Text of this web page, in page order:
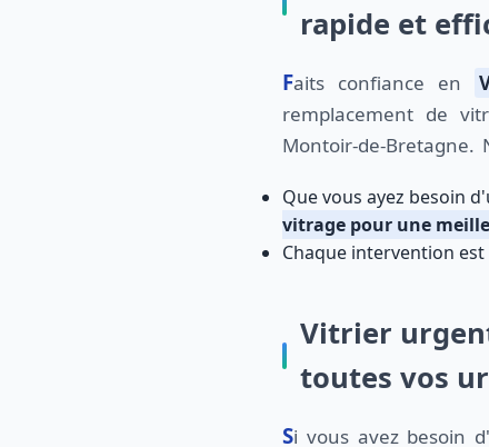
rapide et
Faits confiance en
remplacement de
Montoir-de-Bretagne.
Que vous ayez besoin
vitrage pour une
Chaque intervention
Vitrier
toutes vos
Si vous avez besoin